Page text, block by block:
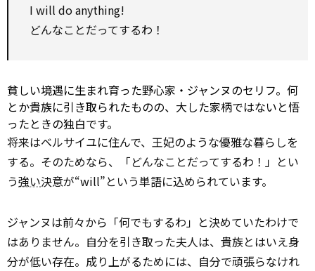
I will do anything!
どんなことだってするわ！
貧しい境遇に生まれ育った野心家・ジャンヌのセリフ。何
とか貴族に引き取られたものの、大した家柄ではないと悟
ったときの独白です。
将来はベルサイユに住んで、王妃のような優雅な暮らしを
する。そのためなら、「どんなことだってするわ！」とい
う強い決意が“will”という単語に込められています。
ジャンヌは前々から「何でもするわ」と決めていたわけで
はありません。自分を引き取った夫人は、貴族とはいえ身
分が低い存在。成り上がるためには、自分で頑張らなけれ